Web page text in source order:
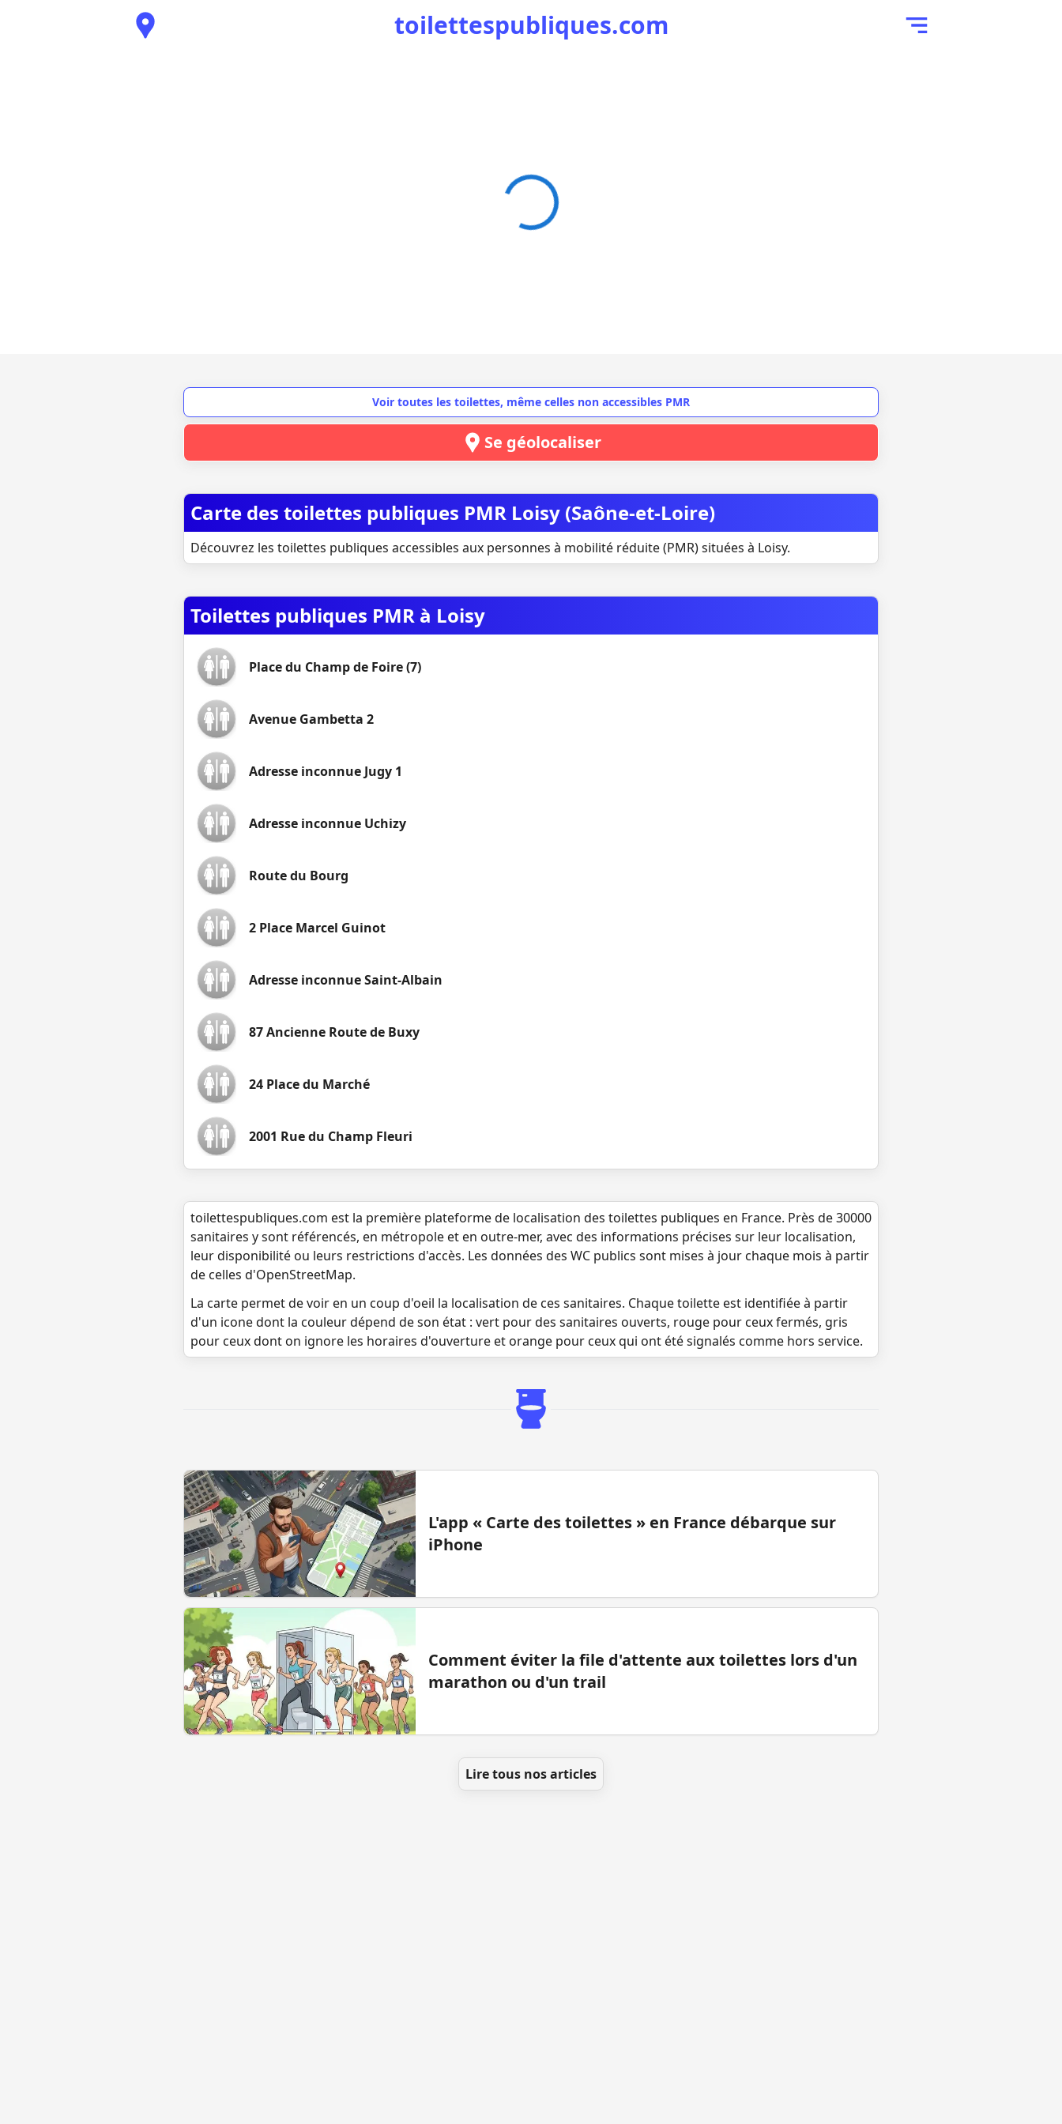
toilettespubliques.com
Voir toutes les toilettes, même celles non accessibles PMR
Se géolocaliser
Carte des toilettes publiques PMR Loisy (Saône-et-Loire)
Découvrez les toilettes publiques accessibles aux personnes à mobilité réduite (PMR) situées à Loisy.
Toilettes publiques PMR à Loisy
Place du Champ de Foire (7)
Avenue Gambetta 2
Adresse inconnue Jugy 1
Adresse inconnue Uchizy
Route du Bourg
2 Place Marcel Guinot
Adresse inconnue Saint-Albain
87 Ancienne Route de Buxy
24 Place du Marché
2001 Rue du Champ Fleuri
toilettespubliques.com est la première plateforme de localisation des toilettes publiques en France. Près de 30000
sanitaires y sont référencés, en métropole et en outre-mer, avec des informations précises sur leur localisation,
leur disponibilité ou leurs restrictions d'accès. Les données des WC publics sont mises à jour chaque mois à partir
de celles d'OpenStreetMap.
La carte permet de voir en un coup d'oeil la localisation de ces sanitaires. Chaque toilette est identifiée à partir
d'un icone dont la couleur dépend de son état : vert pour des sanitaires ouverts, rouge pour ceux fermés, gris
pour ceux dont on ignore les horaires d'ouverture et orange pour ceux qui ont été signalés comme hors service.
L'app « Carte des toilettes » en France débarque sur
iPhone
Comment éviter la file d'attente aux toilettes lors d'un
marathon ou d'un trail
Lire tous nos articles